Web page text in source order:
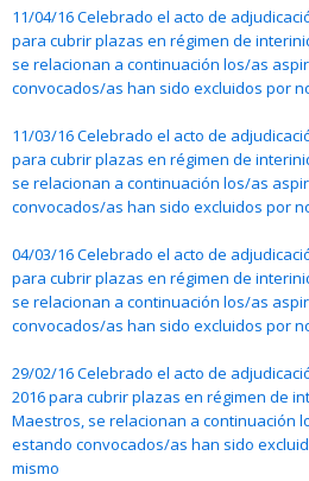
11/04/16 Celebrado el acto de
para cubrir plazas en régimen de
se relacionan a continuación los/as
convocados/as han sido excluidos por
11/03/16 Celebrado el acto de
para cubrir plazas en régimen de
se relacionan a continuación los/as
convocados/as han sido excluidos por
04/03/16 Celebrado el acto de
para cubrir plazas en régimen de
se relacionan a continuación los/as
convocados/as han sido excluidos por
29/02/16 Celebrado el acto de
2016 para cubrir plazas en régimen de
Maestros, se relacionan a continuación
estando convocados/as han sido
mismo